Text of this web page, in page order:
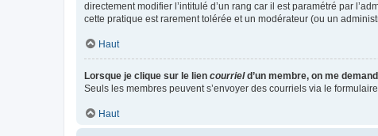
directement modifier l’intitulé d’un rang car il est paramétré par
cette pratique est rarement tolérée et un modérateur (ou un
Haut
Lorsque je clique sur le lien courrield’un membre, on me
Seuls les membres peuvent s’envoyer des courriels via le
Haut